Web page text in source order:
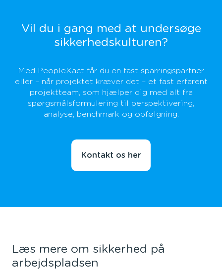
Vil du i gang med at undersøge
sikkerhedskulturen?
Med PeopleXact får du en fast sparringspartner
eller – når projektet kræver det – et fast erfarent
projektteam, som hjælper dig med alt fra
spørgsmålsformulering til perspektivering,
analyse, benchmark og opfølgning.
Kontakt os her
Læs mere om sikkerhed på
arbejdspladsen